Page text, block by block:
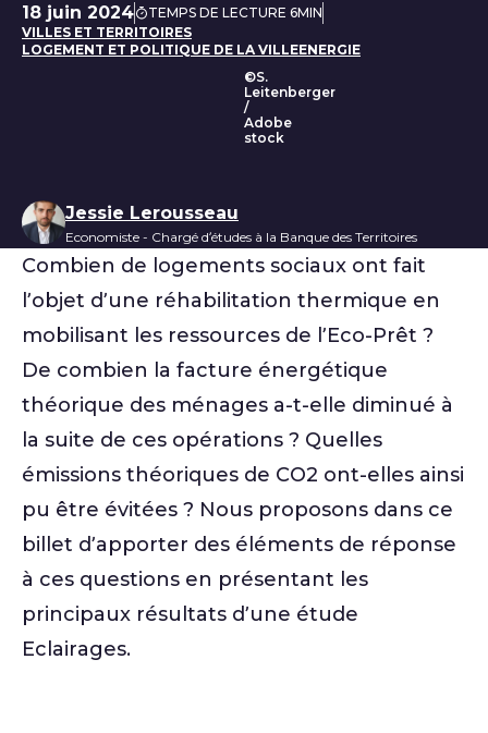
Date de publication
18 juin 2024
TEMPS DE LECTURE 6MIN
VILLES ET TERRITOIRES
LOGEMENT ET POLITIQUE DE LA VILLEENERGIE
Immeuble en cours de
©S.
Leitenberger
/
Adobe
stock
Liste des auteurs
Jessie Lerousseau
Economiste - Chargé d’études à la Banque des Territoires
Combien de logements sociaux ont fait
l’objet d’une réhabilitation thermique en
mobilisant les ressources de l’Eco-Prêt ?
De combien la facture énergétique
théorique des ménages a-t-elle diminué à
la suite de ces opérations ? Quelles
émissions théoriques de CO2 ont-elles ainsi
pu être évitées ? Nous proposons dans ce
billet d’apporter des éléments de réponse
à ces questions en présentant les
principaux résultats d’une étude
Eclairages.